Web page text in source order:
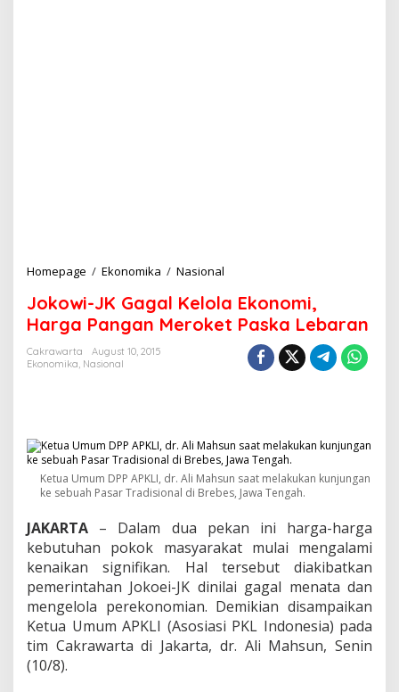
Homepage / Ekonomika / Nasional
k
o
w
g
a
l
K
l
o
a
E
k
o
n
o
Jokowi-JK Gagal Kelola Ekonomi,
Harga Pangan Meroket Paska Lebaran
Cakrawarta
August 10, 2015
Ekonomika, Nasional
Ketua Umum DPP APKLI, dr. Ali Mahsun saat melakukan kunjungan
ke sebuah Pasar Tradisional di Brebes, Jawa Tengah.
JAKARTA – Dalam dua pekan ini harga-harga
kebutuhan pokok masyarakat mulai mengalami
kenaikan signifikan. Hal tersebut diakibatkan
pemerintahan Jokoei-JK dinilai gagal menata dan
mengelola perekonomian. Demikian disampaikan
Ketua Umum APKLI (Asosiasi PKL Indonesia) pada
tim Cakrawarta di Jakarta, dr. Ali Mahsun, Senin
(10/8).